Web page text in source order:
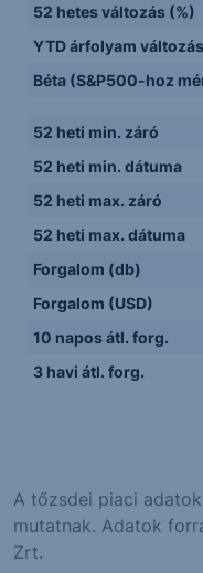
52 hetes változás (%)
YTD árfolyam
Béta (S&P500-hoz
52 heti min. záró
52 heti min. dátuma
52 heti max. záró
52 heti max. dátuma
Forgalom (db)
Forgalom (USD)
10 napos átl. forg.
3 havi átl. forg.
A tőzsdei piaci
mutatnak. Adatok
Zrt.